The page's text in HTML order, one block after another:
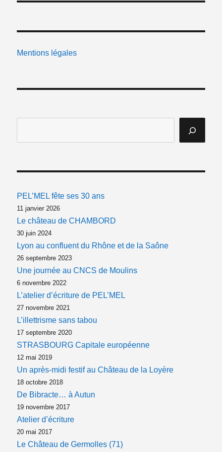
Mentions légales
PEL’MEL fête ses 30 ans
11 janvier 2026
Le château de CHAMBORD
30 juin 2024
Lyon au confluent du Rhône et de la Saône
26 septembre 2023
Une journée au CNCS de Moulins
6 novembre 2022
L’atelier d’écriture de PEL’MEL
27 novembre 2021
L’illettrisme sans tabou
17 septembre 2020
STRASBOURG Capitale européenne
12 mai 2019
Un après-midi festif au Château de la Loyère
18 octobre 2018
De Bibracte… à Autun
19 novembre 2017
Atelier d’écriture
20 mai 2017
Le Château de Germolles (71)